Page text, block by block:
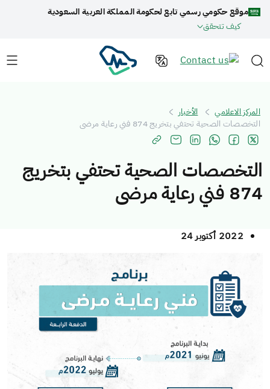
موقع حكومي رسمي تابع لحكومة المملكة العربية السعودية
كيف تتحقق
المركز الاعلامي
الأخبار
التخصصات الصحية تحتفي بتخريج 874 فني رعاية مرضى
التخصصات الصحية تحتفي بتخريج
874 فني رعاية مرضى
2022 أكتوبر 24